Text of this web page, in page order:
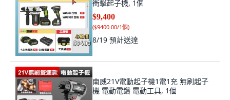
衝擊起子機, 1個
$9,400
($9400.00/1個)
8/19 預計送達
南威21V電動起子機1電1充 無刷起子
機 電動電鑽 電動工具, 1個